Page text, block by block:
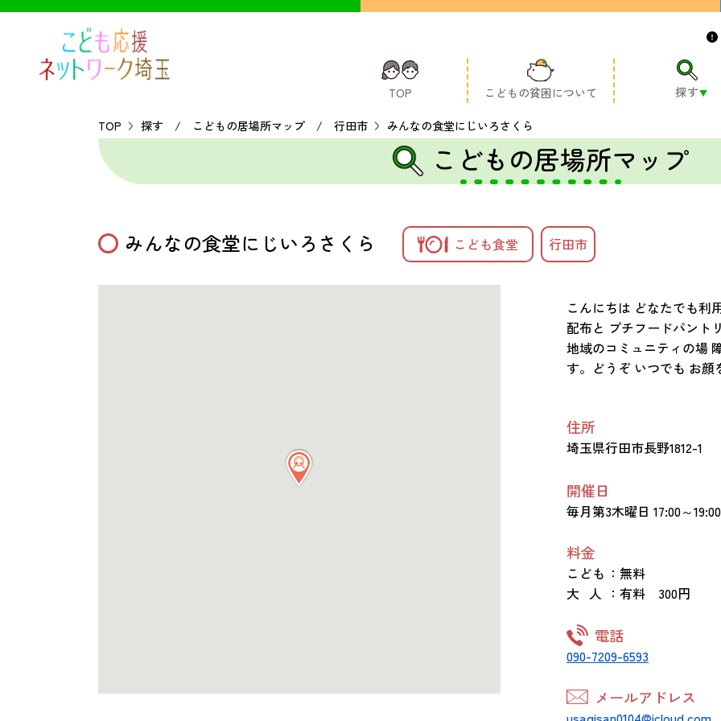
TOP こどもの貧困について 探す
TOP 探す / こどもの居場所マップ / 行田市 みんなの食堂にじいろさくら
こどもの居場所マップ
みんなの食堂にじいろさくら こども食堂 行田市
こんにちは どなたでも利
配布と プチフードパン
地域のコミュニティの場
す。どうぞ いつでも お
住所
埼玉県行田市長野1812-1
開催日
毎月第3木曜日 17:00～19:00
料金
こども ：無料
大 人 ：有料 300円
電話
090-7209-6593
メールアドレス